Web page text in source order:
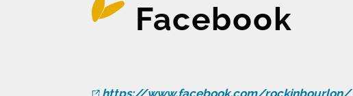
Facebook
https://www.facebook.com/rockinbourlon/